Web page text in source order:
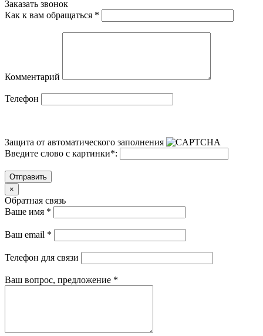
Заказать звонок
Как к вам обращаться *
Комментарий
Телефон
Защита от автоматического заполнения
Введите слово с картинки*:
Отправить
×
Обратная связь
Ваше имя *
Ваш email *
Телефон для связи
Ваш вопрос, предложение *